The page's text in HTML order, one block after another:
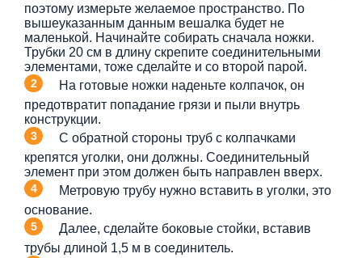
поэтому измерьте желаемое пространство. По
вышеуказанным данным вешалка будет не
маленькой. Начинайте собирать сначала ножки.
Трубки 20 см в длину скрепите соединительными
элементами, тоже сделайте и со второй парой.
На готовые ножки наденьте колпачок, он
предотвратит попадание грязи и пыли внутрь
конструкции.
С обратной стороны труб с колпачками
крепятся уголки, они должны. Соединительный
элемент при этом должен быть направлен вверх.
Метровую трубу нужно вставить в уголки, это
основание.
Далее, сделайте боковые стойки, вставив
трубы длиной 1,5 м в соединитель.